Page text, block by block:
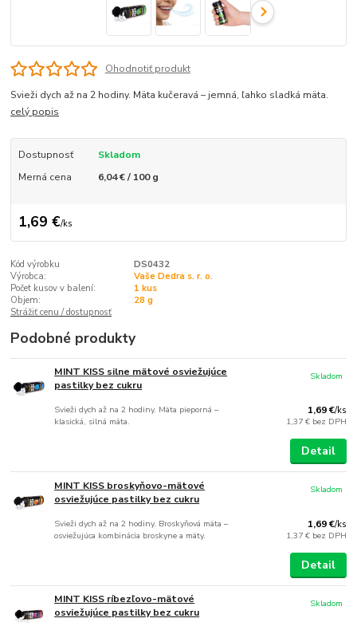
Ohodnotiť produkt
Svieži dych až na 2 hodiny. Mäta kučeravá – jemná, ľahko sladká mäta.
celý popis
Dostupnosť
Skladom
Merná cena
6,04 € / 100 g
1,69 €/ks
Kód výrobku
DS0432
Výrobca:
Vaše Dedra s. r. o.
Počet kusov v balení:
1 kus
Objem:
28 g
Strážiť cenu / dostupnosť
Podobné produkty
MINT KISS silne mätové osviežujúce
pastilky bez cukru
Svieži dych až na 2 hodiny. Mäta pieporná –
klasická, silná mäta.
1,69 €/ks
1,37 € bez DPH
Skladom
Detail
MINT KISS broskyňovo-mätové
osviežujúce pastilky bez cukru
Svieži dych až na 2 hodiny. Broskyňová mäta –
osviežujúca kombinácia broskyne a mäty.
1,69 €/ks
1,37 € bez DPH
Skladom
Detail
MINT KISS ríbezľovo-mätové
osviežujúce pastilky bez cukru
Skladom